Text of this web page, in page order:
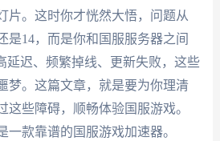
片。这时你才恍然大悟，问题从
是14，而是你和国服服务器之间
延迟、频繁掉线、更新失败，这些
梦。这篇文章，就是要为你理清
这些障碍，顺畅体验国服游戏。
一款靠谱的国服游戏加速器。